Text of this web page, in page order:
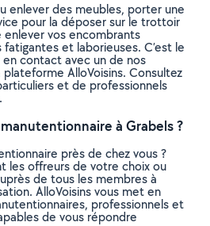
enlever des meubles, porter une
pour la déposer sur le trottoir
vos encombrants
et laborieuses. C’est le
contact avec un de nos
AlloVoisins. Consultez
et de professionnels
à Grabels ?
près de chez vous ?
les offreurs de votre choix ou
de tous les membres à
AlloVoisins vous met en
professionnels et
de vous répondre